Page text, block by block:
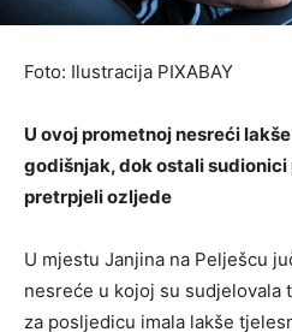
Foto: Ilustracija PIXABAY
U ovoj prometnoj nesreći
godišnjak, dok ostali
pretrpjeli ozljede
U mjestu Janjina na Pelješcu
nesreće u kojoj su sudjelovala
za posljedicu imala lakše